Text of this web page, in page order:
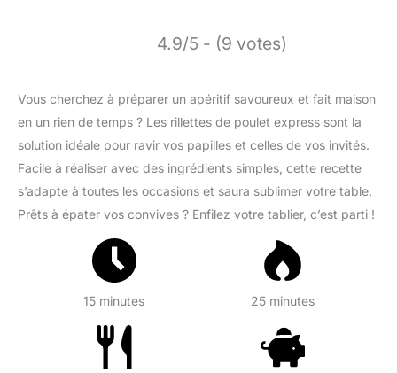
4.9/5 - (9 votes)
Vous cherchez à préparer un apéritif savoureux et fait maison
en un rien de temps ? Les rillettes de poulet express sont la
solution idéale pour ravir vos papilles et celles de vos invités.
Facile à réaliser avec des ingrédients simples, cette recette
s’adapte à toutes les occasions et saura sublimer votre table.
Prêts à épater vos convives ? Enfilez votre tablier, c’est parti !
15 minutes 25 minutes